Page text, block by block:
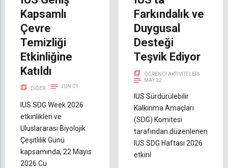
Kapsamlı
Çevre
Temizliği
Etkinliğine
Katıldı
DIĞER JUN 01
IUS SDG Week 2026
etkinlikleri ve
Uluslararası Biyolojik
Çeşitlilik Günü
kapsamında, 22 Mayıs
2026 Cu
Farkındalık ve
Duygusal
Desteği
Teşvik Ediyor
ÖĞRENCI AKTIVITELERI
MAY 22
IUS Sürdürülebilir
Kalkınma Amaçları
(SDG) Komitesi
tarafından düzenlenen
IUS SDG Haftası 2026
etkinl